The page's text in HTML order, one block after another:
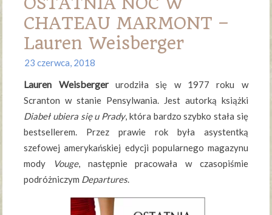
CHATEAU MARMONT –
Lauren Weisberger
23 czerwca, 2018
Lauren Weisbergerurodziła się w 1977 roku w
Scranton w stanie Pensylwania. Jest autorką książki
Diabeł ubiera się u Prady, która bardzo szybko stała się
bestsellerem. Przez prawie rok była asystentką
szefowej amerykańskiej edycji popularnego magazynu
mody
Vouge, następnie pracowała w czasopiśmie
podróżniczym Departures.